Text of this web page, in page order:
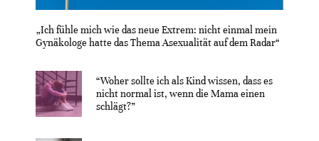
„Ich fühle mich wie das neue Extrem: nicht einmal mein
Gynäkologe hatte das Thema Asexualität auf dem Radar“
“Woher sollte ich als Kind wissen, dass es
nicht normal ist, wenn die Mama einen
schlägt?”